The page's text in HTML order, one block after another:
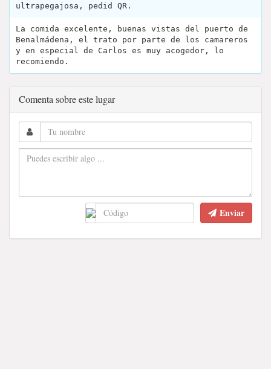
ultrapegajosa, pedid QR.
La comida excelente, buenas vistas del puerto de
Benalmádena, el trato por parte de los camareros
y en especial de Carlos es muy acogedor, lo
recomiendo.
Comenta sobre este lugar
Enviar